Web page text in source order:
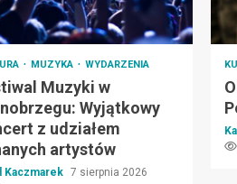
MUZYKA WYDARZENIA
Muzyki w
Wyjątkowy
z udziałem
artystów
Kaczmarek 7 sierpnia 2026